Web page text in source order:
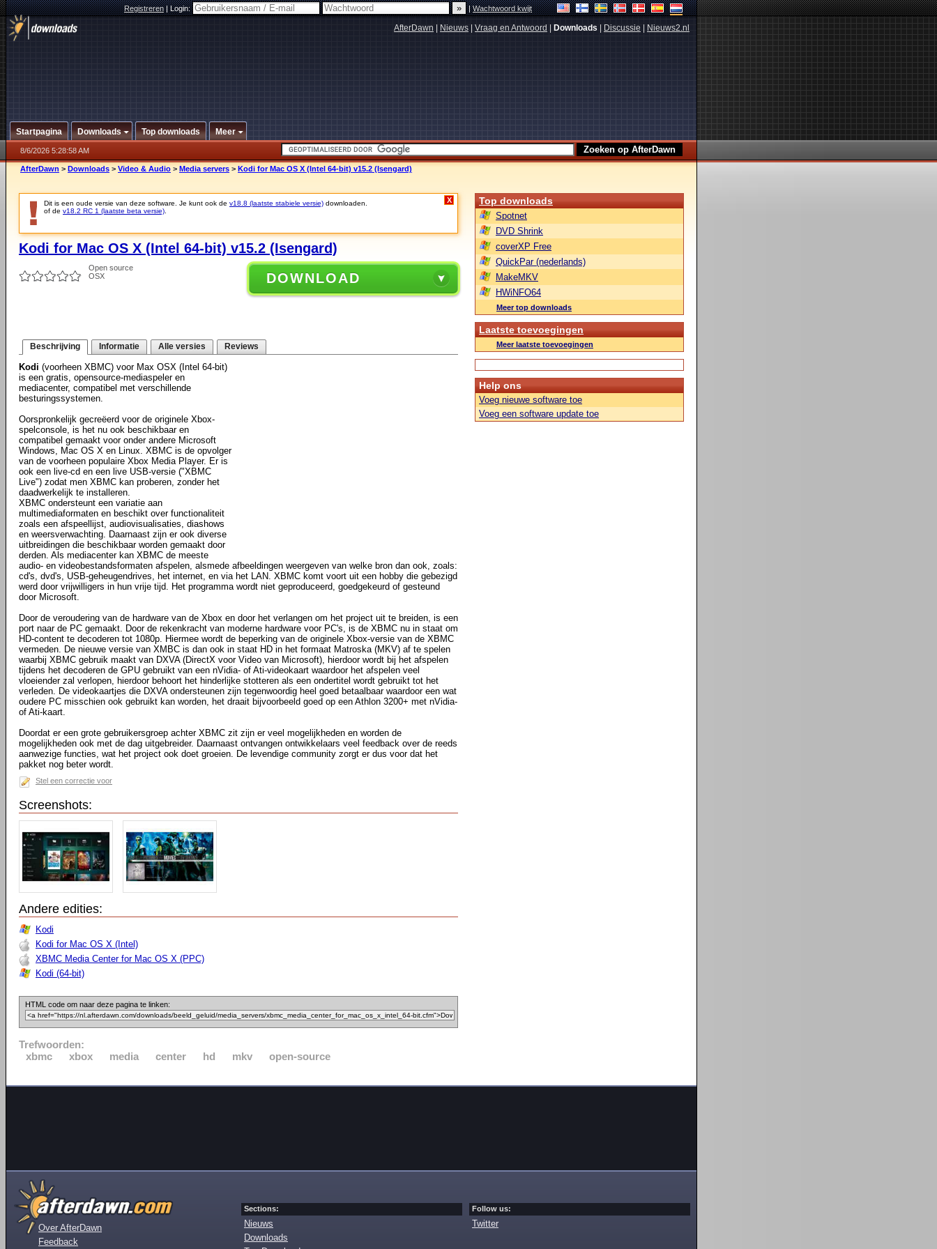
Registreren|Login: |Wachtwoord kwijt
AfterDawn Nieuws Vraag en Antwoord Downloads Discussie Nieuws2.nl
Startpagina Downloads Top downloads Meer
8/6/2026 5:28:58 AM
AfterDawn > Downloads > Video & Audio > Media servers > Kodi for Mac OS X (Intel 64-bit) v15.2 (Isengard)
Dit is een oude versie van deze software. Je kunt ook de v18.8 (laatste stabiele versie) downloaden.
of de v18.2 RC 1 (laatste beta versie)
X
Kodi for Mac OS X (Intel 64-bit) v15.2 (Isengard)
Open source
OSX
DOWNLOAD
Beschrijving Informatie Alle versies Reviews
Kodi (voorheen XBMC) voor Max OSX (Intel 64-bit)
is een gratis, opensource-mediaspeler en
mediacenter, compatibel met verschillende
besturingssystemen.
Oorspronkelijk gecreëerd voor de originele Xbox-
spelconsole, is het nu ook beschikbaar en
compatibel gemaakt voor onder andere Microsoft
Windows, Mac OS X en Linux. XBMC is de opvolger
van de voorheen populaire Xbox Media Player. Er is
ook een live-cd en een live USB-versie ("XBMC
Live") zodat men XBMC kan proberen, zonder het
daadwerkelijk te installeren.
XBMC ondersteunt een variatie aan
multimediaformaten en beschikt over functionaliteit
zoals een afspeellijst, audiovisualisaties, diashows
en weersverwachting. Daarnaast zijn er ook diverse
uitbreidingen die beschikbaar worden gemaakt door
derden. Als mediacenter kan XBMC de meeste
audio- en videobestandsformaten afspelen, alsmede afbeeldingen weergeven van welke bron dan ook, zoals:
cd's, dvd's, USB-geheugendrives, het internet, en via het LAN. XBMC komt voort uit een hobby die gebezigd
werd door vrijwilligers in hun vrije tijd. Het programma wordt niet geproduceerd, goedgekeurd of gesteund
door Microsoft.
Door de veroudering van de hardware van de Xbox en door het verlangen om het project uit te breiden, is een
port naar de PC gemaakt. Door de rekenkracht van moderne hardware voor PC's, is de XBMC nu in staat om
HD-content te decoderen tot 1080p. Hiermee wordt de beperking van de originele Xbox-versie van de XBMC
vermeden. De nieuwe versie van XMBC is dan ook in staat HD in het formaat Matroska (MKV) af te spelen
waarbij XBMC gebruik maakt van DXVA (DirectX voor Video van Microsoft), hierdoor wordt bij het afspelen
tijdens het decoderen de GPU gebruikt van een nVidia- of Ati-videokaart waardoor het afspelen veel
vloeiender zal verlopen, hierdoor behoort het hinderlijke stotteren als een ondertitel wordt gebruikt tot het
verleden. De videokaartjes die DXVA ondersteunen zijn tegenwoordig heel goed betaalbaar waardoor een wat
oudere PC misschien ook gebruikt kan worden, het draait bijvoorbeeld goed op een Athlon 3200+ met nVidia-
of Ati-kaart.
Doordat er een grote gebruikersgroep achter XBMC zit zijn er veel mogelijkheden en worden de
mogelijkheden ook met de dag uitgebreider. Daarnaast ontvangen ontwikkelaars veel feedback over de reeds
aanwezige functies, wat het project ook doet groeien. De levendige community zorgt er dus voor dat het
pakket nog beter wordt.
Stel een correctie voor
Screenshots:
Andere edities:
Kodi
Kodi for Mac OS X (Intel)
XBMC Media Center for Mac OS X (PPC)
Kodi (64-bit)
HTML code om naar deze pagina te linken:
Trefwoorden:
xbmc
xbox media center hd mkv open-source
Top downloads
Spotnet
DVD Shrink
coverXP Free
QuickPar (nederlands)
MakeMKV
HWiNFO64
Meer top downloads
Laatste toevoegingen
Meer laatste toevoegingen
Help ons
Voeg nieuwe software toe
Voeg een software update toe
Over AfterDawn
Feedback
Sections:
Nieuws
Downloads
Follow us:
Twitter